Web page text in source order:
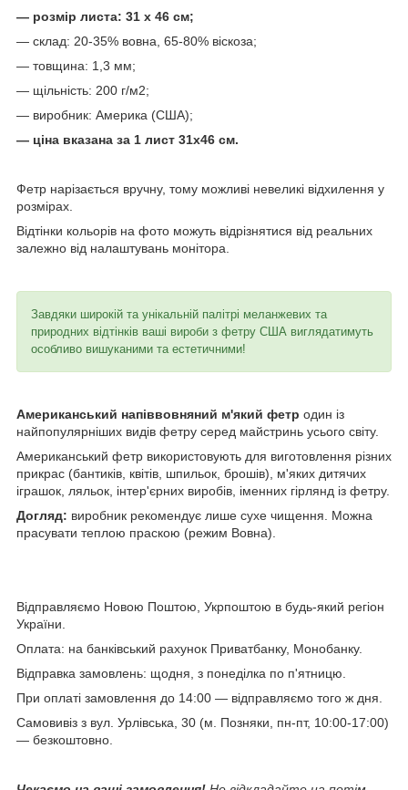
— розмір листа: 31 х 46 см;
— склад: 20-35% вовна, 65-80% віскоза;
— товщина: 1,3 мм;
— щільність: 200 г/м2;
— виробник: Америка (США);
— ціна вказана за 1 лист 31х46 см.
Фетр нарізається вручну, тому можливі невеликі відхилення у
розмірах.
Відтінки кольорів на фото можуть відрізнятися від реальних
залежно від налаштувань монітора.
Завдяки широкій та унікальній палітрі меланжевих та
природних відтінків ваші вироби з фетру США виглядатимуть
особливо вишуканими та естетичними!
Американський напіввовняний м'який фетр один із
найпопулярніших видів фетру серед майстринь усього світу.
Американський фетр використовують для виготовлення різних
прикрас (бантиків, квітів, шпильок, брошів), м'яких дитячих
іграшок, ляльок, інтер'єрних виробів, іменних гірлянд із фетру.
Догляд: виробник рекомендує лише сухе чищення. Можна
прасувати теплою праскою (режим Вовна).
Відправляємо Новою Поштою, Укрпоштою в будь-який регіон
України.
Оплата: на банківський рахунок Приватбанку, Монобанку.
Відправка замовлень: щодня, з понеділка по п'ятницю.
При оплаті замовлення до 14:00 — відправляємо того ж дня.
Самовивіз з вул. Урлівська, 30 (м. Позняки, пн-пт, 10:00-17:00)
— безкоштовно.